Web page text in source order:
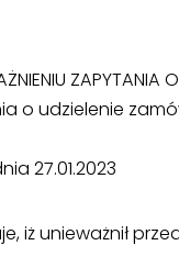
ZAPYTANIA
o udzielenie
27.01.2023
iż unieważnił